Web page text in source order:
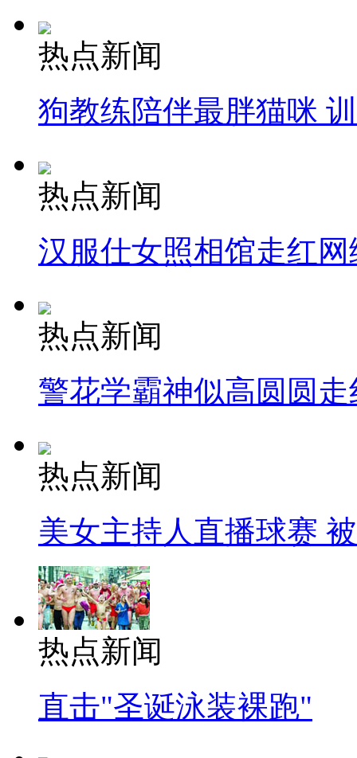
热点新闻
狗教练陪伴最胖猫咪
热点新闻
汉服仕女照相馆走红网
热点新闻
警花学霸神似高圆圆走
热点新闻
美女主持人直播球赛
热点新闻
直击"圣诞泳装裸跑"